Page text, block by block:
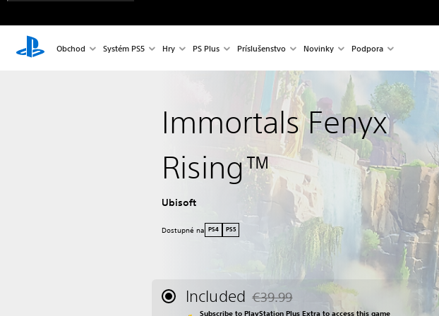
Obchod Systém PS5 Hry PS Plus Príslušenstvo Novinky Podpora
Immortals Fenyx
Rising™
Ubisoft
Dostupné na PS4 PS5
Included Discounted from original price of €39.99
€39.99
Subscribe to PlayStation Plus Extra to access this game